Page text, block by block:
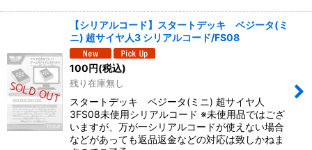
【シリアルコード】スタートデッキ ベジータ(ミ
ニ) 超サイヤ人3 シリアルコード/FS08
100円(税込)
残り在庫無し
スタートデッキ ベジータ(ミニ) 超サイヤ人
3FS08未使用シリアルコード ※未使用品ではござ
いますが、万が一シリアルコードが使えない場合
などがあっても返品返金などの対応は致しかねま